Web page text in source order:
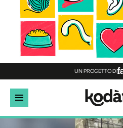
UN PROGETTO DI